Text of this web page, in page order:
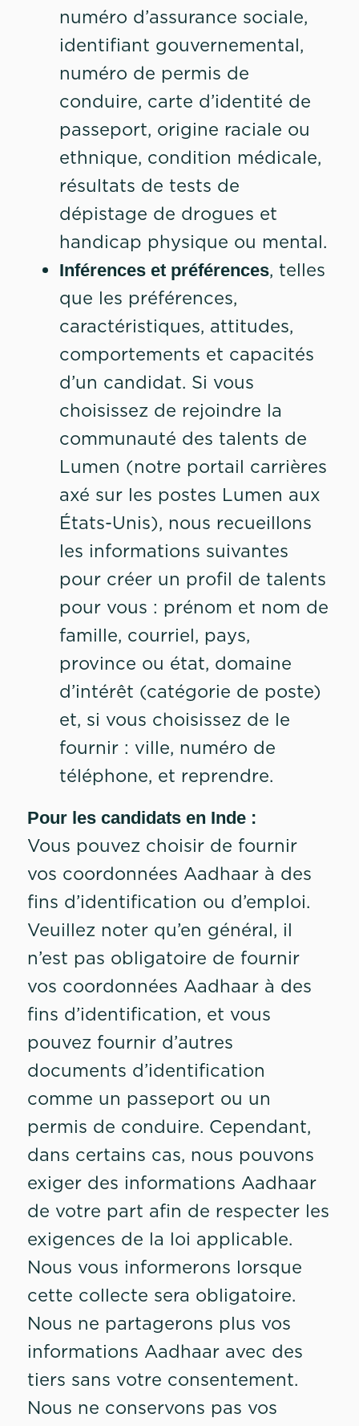
numéro d’assurance sociale,
identifiant gouvernemental,
numéro de permis de
conduire, carte d’identité de
passeport, origine raciale ou
ethnique, condition médicale,
résultats de tests de
dépistage de drogues et
handicap physique ou mental.
Inférences et préférences, telles
que les préférences,
caractéristiques, attitudes,
comportements et capacités
d’un candidat. Si vous
choisissez de rejoindre la
communauté des talents de
Lumen (notre portail carrières
axé sur les postes Lumen aux
États-Unis), nous recueillons
les informations suivantes
pour créer un profil de talents
pour vous : prénom et nom de
famille, courriel, pays,
province ou état, domaine
d’intérêt (catégorie de poste)
et, si vous choisissez de le
fournir : ville, numéro de
téléphone, et reprendre.
Pour les candidats en Inde :
Vous pouvez choisir de fournir
vos coordonnées Aadhaar à des
fins d’identification ou d’emploi.
Veuillez noter qu’en général, il
n’est pas obligatoire de fournir
vos coordonnées Aadhaar à des
fins d’identification, et vous
pouvez fournir d’autres
documents d’identification
comme un passeport ou un
permis de conduire. Cependant,
dans certains cas, nous pouvons
exiger des informations Aadhaar
de votre part afin de respecter les
exigences de la loi applicable.
Nous vous informerons lorsque
cette collecte sera obligatoire.
Nous ne partagerons plus vos
informations Aadhaar avec des
tiers sans votre consentement.
Nous ne conservons pas vos